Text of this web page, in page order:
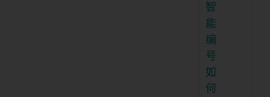
智
能
编
号
如
何